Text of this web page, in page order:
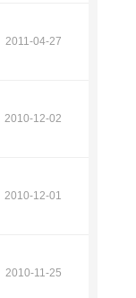
2011-04-27
2010-12-02
2010-12-01
2010-11-25